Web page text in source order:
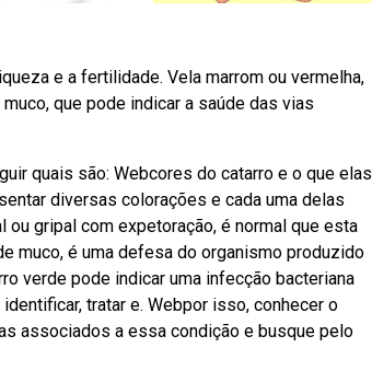
e a fertilidade. Vela marrom ou vermelha,
que pode indicar a saúde das vias
quais são: Webcores do catarro e o que elas
diversas colorações e cada uma delas
gripal com expetoração, é normal que esta
muco, é uma defesa do organismo produzido
verde pode indicar uma infecção bacteriana
tratar e. Webpor isso, conhecer o
associados a essa condição e busque pelo